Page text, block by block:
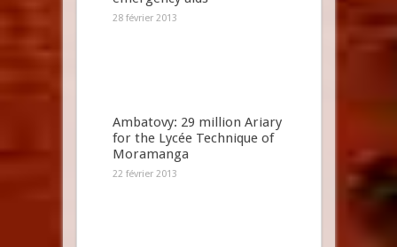
28 février 2013
Ambatovy: 29 million Ariary
for the Lycée Technique of
Moramanga
22 février 2013